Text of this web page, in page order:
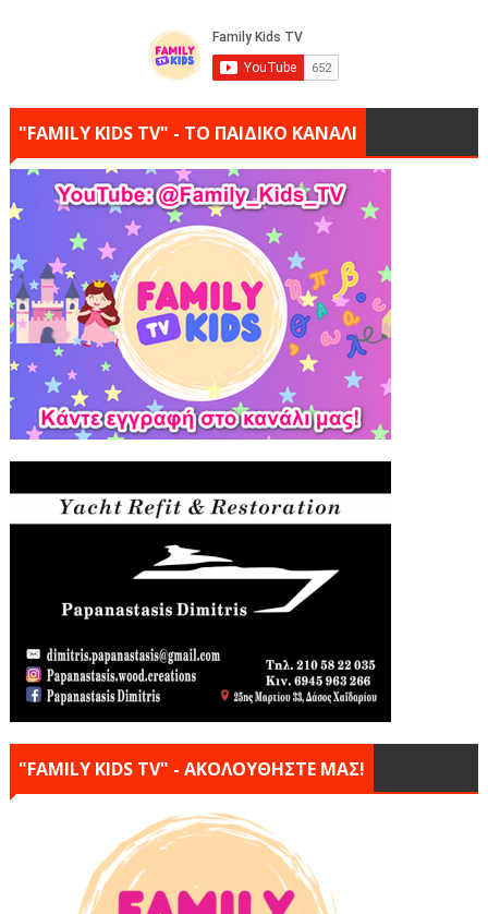
"FAMILY KIDS TV" - ΤΟ ΠΑΙΔΙΚΟ ΚΑΝΑΛΙ
"FAMILY KIDS TV" - ΑΚΟΛΟΥΘΗΣΤΕ ΜΑΣ!